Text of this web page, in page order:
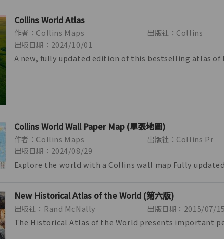
Collins World Atlas
作者：Collins Maps
出版社：Collins
出版日期：2024/10/01
A new, fully updated edition of this bestselling atlas of
Collins World Wall Paper Map (單張地圖)
作者：Collins Maps
出版社：Collins Pr
出版日期：2024/08/29
Explore the world with a Collins wall map Fully
New Historical Atlas of the World (第六版)
出版社：Rand McNally
出版日期：2015/07/15
The Historical Atlas of the World presents important